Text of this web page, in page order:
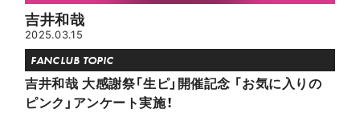
吉井和哉
2025.03.15
FANCLUB TOPIC
吉井和哉 大感謝祭「生ピ」開催記念 「お気に入りの
ピンク」アンケート実施！